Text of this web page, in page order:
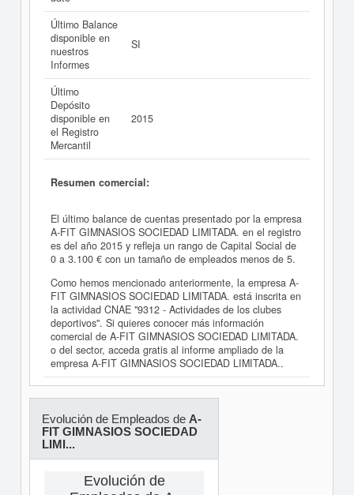
Último Balance
disponible en
nuestros
Informes
SI
Último
Depósito
disponible en
el Registro
Mercantil
2015
Resumen comercial:
El último balance de cuentas presentado por la empresa
A-FIT GIMNASIOS SOCIEDAD LIMITADA. en el registro
es del año 2015 y refleja un rango de Capital Social de
0 a 3.100 € con un tamaño de empleados menos de 5.
Como hemos mencionado anteriormente, la empresa A-
FIT GIMNASIOS SOCIEDAD LIMITADA. está inscrita en
la actividad CNAE "9312 - Actividades de los clubes
deportivos". Si quieres conocer más información
comercial de A-FIT GIMNASIOS SOCIEDAD LIMITADA.
o del sector, acceda gratis al informe ampliado de la
empresa A-FIT GIMNASIOS SOCIEDAD LIMITADA..
Evolución de Empleados de A-
FIT GIMNASIOS SOCIEDAD
LIMI...
Evolución de